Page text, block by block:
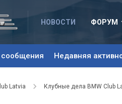
НОВОСТИ
Недавняя
ФОРУМ
Latvia Клубные дела BMW Club